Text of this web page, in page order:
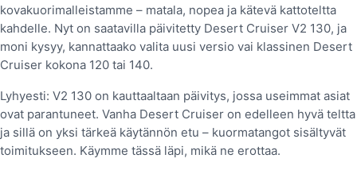
kovakuorimalleistamme – matala, nopea ja kätevä kattoteltta
kahdelle. Nyt on saatavilla päivitetty Desert Cruiser V2 130, ja
moni kysyy, kannattaako valita uusi versio vai klassinen Desert
Cruiser kokona 120 tai 140.
Lyhyesti: V2 130 on kauttaaltaan päivitys, jossa useimmat asiat
ovat parantuneet. Vanha Desert Cruiser on edelleen hyvä teltta
ja sillä on yksi tärkeä käytännön etu – kuormatangot sisältyvät
toimitukseen. Käymme tässä läpi, mikä ne erottaa.